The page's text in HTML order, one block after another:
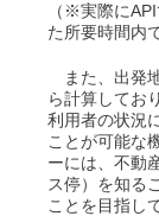
（※実際に
た所要時間内
また、出発
ら計算してお
利用者の状況
ことが可能な
ーには、不動
ス停）を知る
ことを目指し